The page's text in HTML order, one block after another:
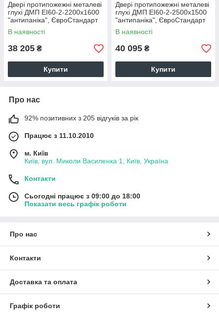
Двері протипожежні металеві
глухі ДМП ЕІ60-2-2200х1600
"антипаніка", ЄвроСтандарт
В наявності
38 205 ₴
Купити
Двері протипожежні металеві
глухі ДМП ЕІ60-2-2500х1500
"антипаніка", ЄвроСтандарт
В наявності
40 095 ₴
Купити
Про нас
92% позитивних з 205 відгуків за рік
Працює з 11.10.2010
м. Київ
Київ, вул. Миколи Василенка 1, Київ, Україна
Контакти
Сьогодні працює з 09:00 до 18:00
Показати весь графік роботи
Про нас
Контакти
Доставка та оплата
Графік роботи